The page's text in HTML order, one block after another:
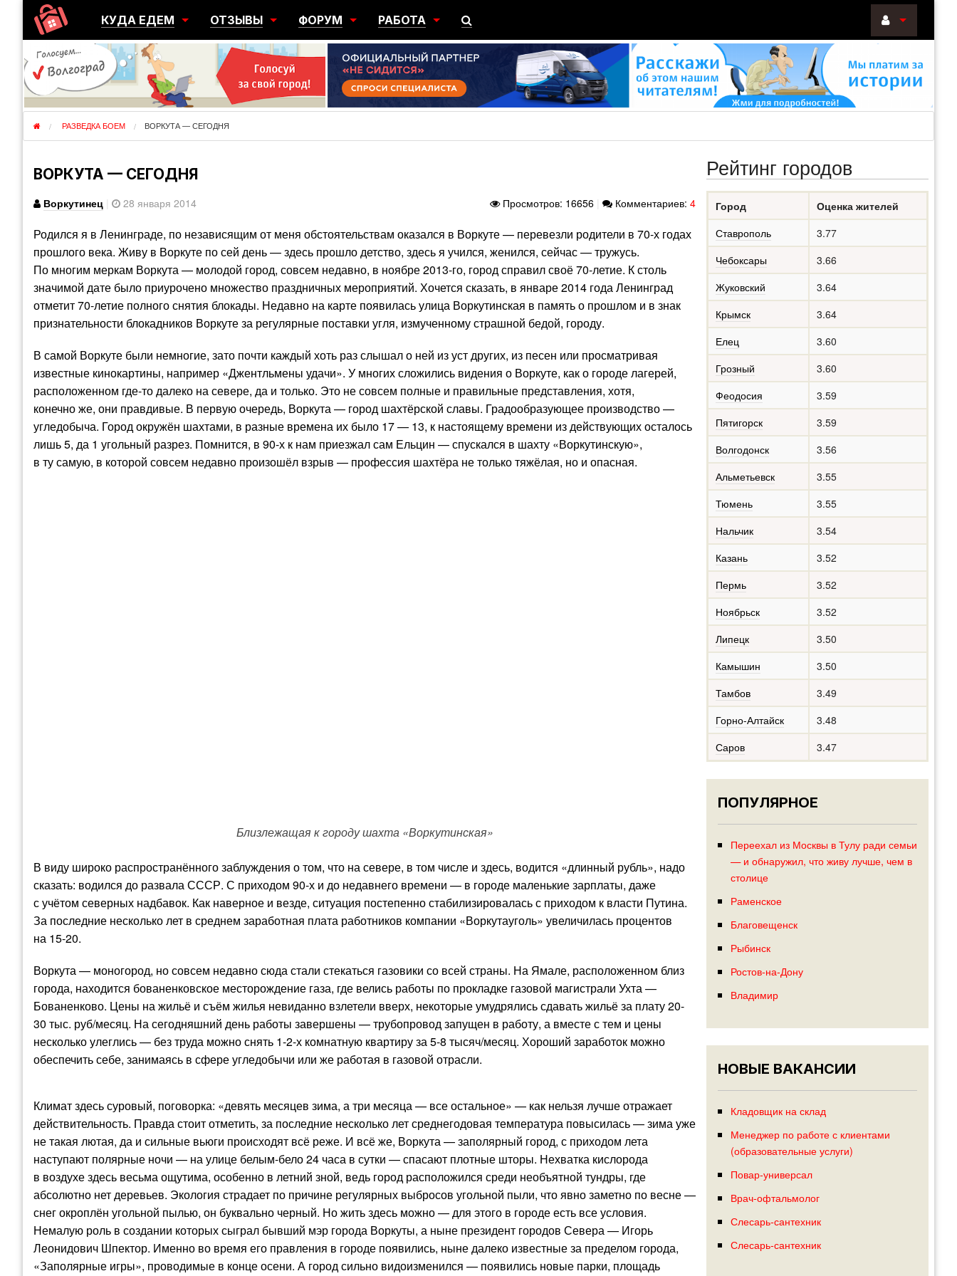
КУДА ЕДЕМ
ГОРОДА
РЕГИОНЫ
ОТЗЫВЫ
ПЕРЕЕЗДЫ
ЭМИГРАЦИЯ
ФОРУМ
ЮЖНЫЙ
РАБОТА
ПОИСК РАБОТЫ
РАЗМЕСТИТЬ ВАКАНСИЮ
Войти
РАЗВЕДКА БОЕМ ВОРКУТА — СЕГОДНЯ
ВОРКУТА — СЕГОДНЯ
Воркутинец 28 января 2014 Просмотров: 16656 Комментариев: 4
Родился я в Ленинграде, по независящим от меня обстоятельствам оказался в Воркуте — перевезли родители в 70-х годах
прошлого века. Живу в Воркуте по сей день — здесь прошло детство, здесь я учился, женился, сейчас — тружусь.
По многим меркам Воркута — молодой город, совсем недавно, в ноябре 2013-го, город справил своё 70-летие. К столь
значимой дате было приурочено множество праздничных мероприятий. Хочется сказать, в январе 2014 года Ленинград
отметит 70-летие полного снятия блокады. Недавно на карте появилась улица Воркутинская в память о прошлом и в знак
признательности блокадников Воркуте за регулярные поставки угля, измученному страшной бедой, городу.
В самой Воркуте были немногие, зато почти каждый хоть раз слышал о ней из уст других, из песен или просматривая
известные кинокартины, например «Джентльмены удачи». У многих сложились видения о Воркуте, как о городе лагерей,
расположенном где-то далеко на севере, да и только. Это не совсем полные и правильные представления, хотя,
конечно же, они правдивые. В первую очередь, Воркута — город шахтёрской славы. Градообразующее производство —
угледобыча. Город окружён шахтами, в разные времена их было 17 — 13, к настоящему времени из действующих осталось
лишь 5, да 1 угольный разрез. Помнится, в 90-х к нам приезжал сам Ельцин — спускался в шахту «Воркутинскую»,
в ту самую, в которой совсем недавно произошёл взрыв — профессия шахтёра не только тяжёлая, но и опасная.
Близлежащая к городу шахта «Воркутинская»
В виду широко распространённого заблуждения о том, что на севере, в том числе и здесь, водится «длинный рубль», надо
сказать: водился до развала СССР. С приходом 90-х и до недавнего времени — в городе маленькие зарплаты, даже
с учётом северных надбавок. Как наверное и везде, ситуация постепенно стабилизировалась с приходом к власти Путина.
За последние несколько лет в среднем заработная плата работников компании «Воркутауголь» увеличилась процентов
на 15-20.
Воркута — моногород, но совсем недавно сюда стали стекаться газовики со всей страны. На Ямале, расположенном близ
города, находится бованенковское месторождение газа, где велись работы по прокладке газовой магистрали Ухта —
Бованенково. Цены на жильё и съём жилья невиданно взлетели вверх, некоторые умудрялись сдавать жильё за плату 20-
30 тыс. руб/месяц. На сегодняшний день работы завершены — трубопровод запущен в работу, а вместе с тем и цены
несколько улеглись — без труда можно снять 1-2-х комнатную квартиру за 5-8 тысяч/месяц. Хороший заработок можно
обеспечить себе, занимаясь в сфере угледобычи или же работая в газовой отрасли.
Климат здесь суровый, поговорка: «девять месяцев зима, а три месяца — все остальное» — как нельзя лучше отражает
действительность. Правда стоит отметить, за последние несколько лет среднегодовая температура повысилась — зима уже
не такая лютая, да и сильные вьюги происходят всё реже. И всё же, Воркута — заполярный город, с приходом лета
наступают полярные ночи — на улице белым-бело 24 часа в сутки — спасают плотные шторы. Нехватка кислорода
в воздухе здесь весьма ощутима, особенно в летний зной, ведь город расположился среди необъятной тундры, где
абсолютно нет деревьев. Экология страдает по причине регулярных выбросов угольной пыли, что явно заметно по весне —
снег окроплён угольной пылью, он буквально черный. Но жить здесь можно — для этого в городе есть все условия.
Немалую роль в создании которых сыграл бывший мэр города Воркуты, а ныне президент городов Севера — Игорь
Леонидович Шпектор. Именно во время его правления в городе появились, ныне далеко известные за пределом города,
«Заполярные игры», проводимые в конце осени. А город сильно видоизменился — появились новые парки, площадь
Рейтинг городов
Город
Оценка жителей
Ставрополь
3.77
Чебоксары
3.66
Жуковский
3.64
Крымск
3.64
Елец
3.60
Грозный
3.60
Феодосия
3.59
Пятигорск
3.59
Волгодонск
3.56
Альметьевск
3.55
Тюмень
3.55
Нальчик
3.54
Казань
3.52
Пермь
3.52
Ноябрьск
3.52
Липецк
3.50
Камышин
3.50
Тамбов
3.49
Горно-Алтайск
3.48
Саров
3.47
ПОПУЛЯРНОЕ
Переехал из Москвы в Тулу ради семьи
— и обнаружил, что живу лучше, чем в
столице
Раменское
Благовещенск
Рыбинск
Ростов-на-Дону
Владимир
НОВЫЕ ВАКАНСИИ
Кладовщик на склад
Менеджер по работе с клиентами
(образовательные услуги)
Повар-универсал
Врач-офтальмолог
Слесарь-сантехник
Слесарь-сантехник